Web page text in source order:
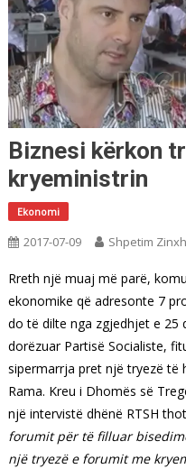
Biznesi kërkon
kryeministrin
Ekonomi
2017-07-09 Shpetim
Rreth një muaj më parë,
ekonomike që adresonte 7
do të dilte nga zgjedhjet e 25
dorëzuar Partisë Socialiste,
sipermarrja pret një tryezë të
Rama. Kreu i Dhomës së
një intervistë dhënë RTSH
forumit për të filluar
një tryezë e forumit me